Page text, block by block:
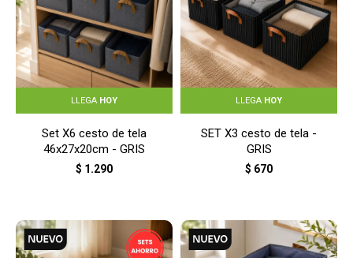
LLEGA HOY
Set X6 cesto de tela
46x27x20cm - GRIS
$ 1.290
LLEGA HOY
SET X3 cesto de tela -
GRIS
$ 670